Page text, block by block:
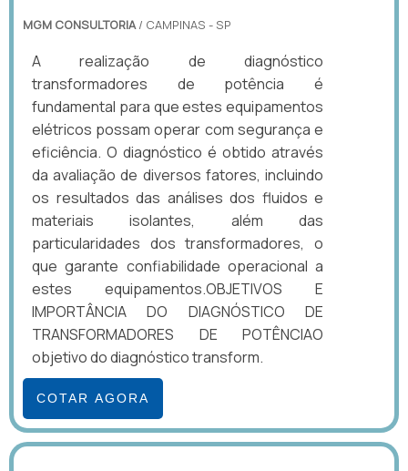
MGM CONSULTORIA/ CAMPINAS - SP
A realização de diagnóstico
transformadores de potência é
fundamental para que estes equipamentos
elétricos possam operar com segurança e
eficiência. O diagnóstico é obtido através
da avaliação de diversos fatores, incluindo
os resultados das análises dos fluidos e
materiais isolantes, além das
particularidades dos transformadores, o
que garante confiabilidade operacional a
estes equipamentos.OBJETIVOS E
IMPORTÂNCIA DO DIAGNÓSTICO DE
TRANSFORMADORES DE POTÊNCIAO
objetivo do diagnóstico transform.
COTAR AGORA